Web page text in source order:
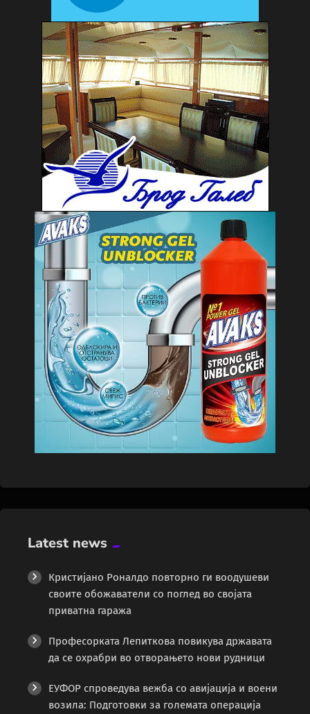
Latest news
Кристијано Роналдо повторно ги воодушеви
своите обожаватели со поглед во својата
приватна гаража
Професорката Лепиткова повикува државата
да се охрабри во отворањето нови рудници
ЕУФОР спроведува вежба со авијација и воени
возила: Подготовки за големата операција